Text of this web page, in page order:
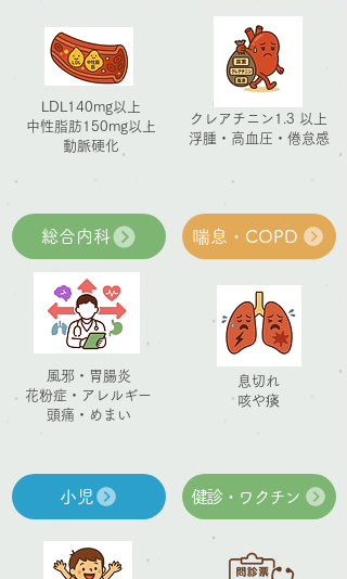
LDL140mg以上
中性脂肪150mg以上
動脈硬化
クレアチニン1.3 以上
浮腫・高血圧・倦怠感
総合内科
風邪・胃腸炎
花粉症・アレルギー
頭痛・めまい
喘息・COPD
息切れ
咳や痰
小児 健診・ワクチン